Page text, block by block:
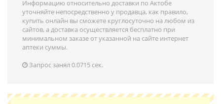
Информацию относительно доставки по Актобе
уточняйте непосредственно у продавца, как правило,
купить онлайн вы сможете круглосуточно на любом из
сайтов, а доставка осуществляется бесплатно при
минимальном заказе от указанной на сайте интернет
аптеки суммы.
Запрос занял 0.0715 сек.